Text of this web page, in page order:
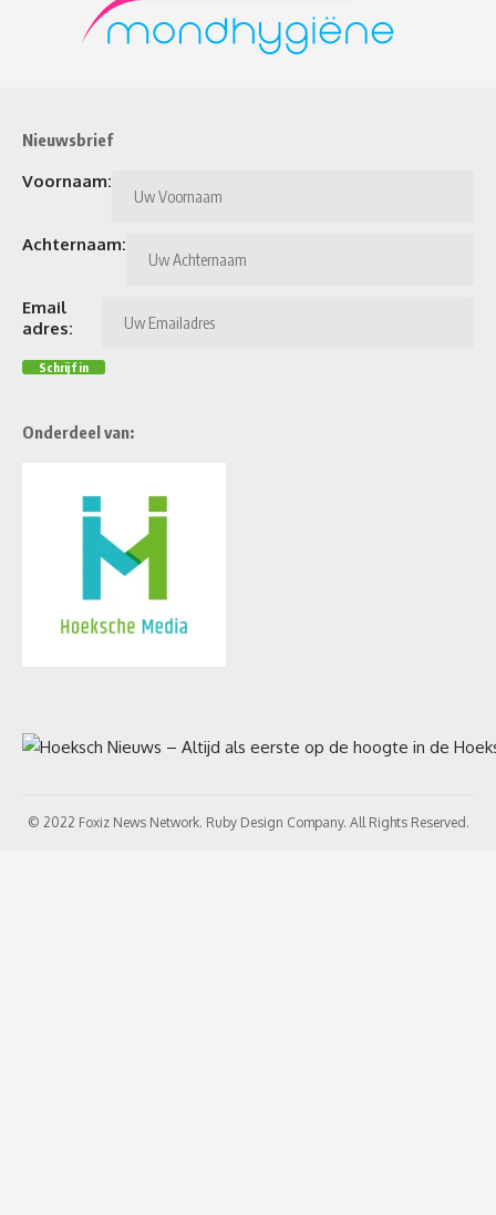
Nieuwsbrief
Voornaam:
Achternaam:
Email
adres:
Onderdeel van:
© 2022 Foxiz News Network. Ruby Design Company. All Rights Reserved.